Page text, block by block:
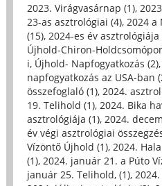
2023. Virágvasárnap (1),
23-as asztrológiai (4), 2024 a
(15), 2024-es év asztrológiája
Újhold-Chiron-
i, Újhold- Napfogyatkozás (2),
napfogyatkozás az USA-ban
összefoglaló (1), 2024.
19. Telihold (1), 2024. Bika
asztrológiája (1), 2024.
év végi asztrológiai
Vízöntő Újhold (1), 2024.
(1), 2024. január 21. a Púto
január 25. Telihold, (1),